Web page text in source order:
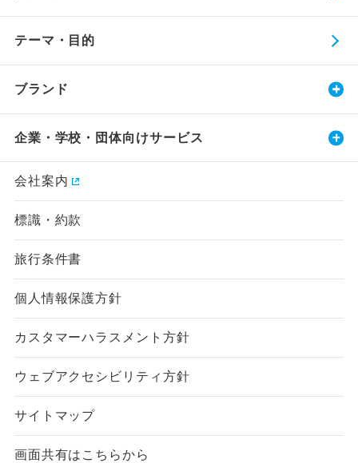
テーマ・目的
ブランド
企業・学校・団体向けサービス
会社案内
標識・約款
旅行条件書
個人情報保護方針
カスタマーハラスメント方針
ウェブアクセシビリティ方針
サイトマップ
画面共有はこちらから